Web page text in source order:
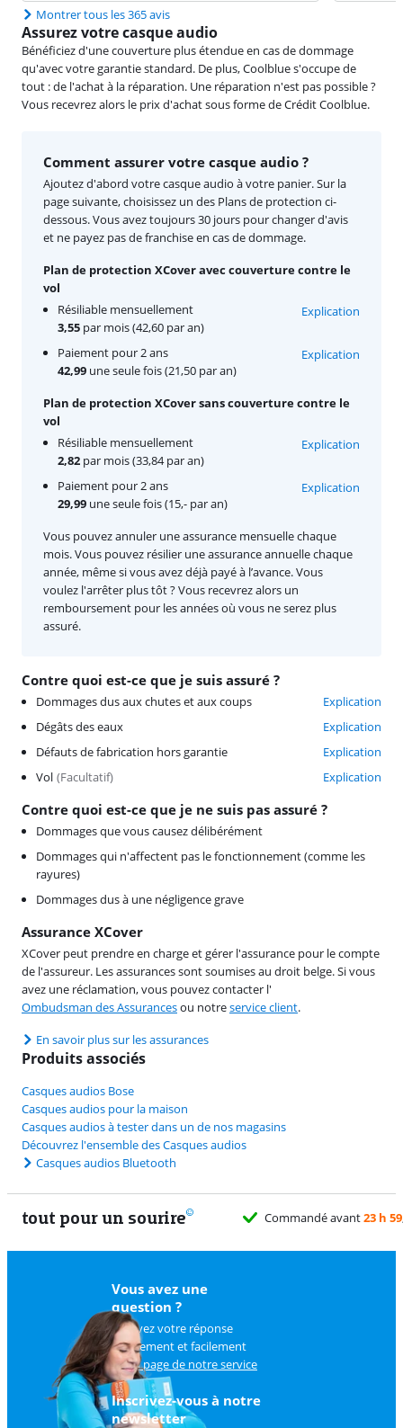
Montrer tous les 365 avis
Assurez votre casque audio
Bénéficiez d'une couverture plus étendue en cas de dommage
qu'avec votre garantie standard. De plus, Coolblue s'occupe de
tout : de l'achat à la réparation. Une réparation n'est pas possible ?
Vous recevrez alors le prix d'achat sous forme de Crédit Coolblue.
Contre quoi est-ce que je suis assuré ?
Dommages dus aux chutes et aux coups
Explication
Dégâts des eaux
Explication
Défauts de fabrication hors garantie
Explication
Vol (Facultatif) Explication
Contre quoi est-ce que je ne suis pas assuré ?
Dommages que vous causez délibérément
Dommages qui n'affectent pas le fonctionnement (comme les
rayures)
Dommages dus à une négligence grave
Assurance XCover
XCover peut prendre en charge et gérer l'assurance pour le compte
de l'assureur. Les assurances sont soumises au droit belge. Si vous
avez une réclamation, vous pouvez contacter l'
Ombudsman des Assurancesou notreservice client.
En savoir plus sur les assurances
Comment assurer votre casque audio ?
Ajoutez d'abord votre casque audio à votre panier. Sur la
page suivante, choisissez un des Plans de protection ci-
dessous. Vous avez toujours 30 jours pour changer d'avis
et ne payez pas de franchise en cas de dommage.
Plan de protection XCover avec couverture contre le
vol
Résiliable mensuellement
3,55 par mois (42,60 par an)
Explication
Paiement pour 2 ans
42,99 une seule fois (21,50 par an)
Explication
Plan de protection XCover sans couverture contre le
vol
Résiliable mensuellement
2,82 par mois (33,84 par an)
Explication
Paiement pour 2 ans
29,99 une seule fois (15,- par an)
Explication
Vous pouvez annuler une assurance mensuelle chaque
mois. Vous pouvez résilier une assurance annuelle chaque
année, même si vous avez déjà payé à l’avance. Vous
voulez l'arrêter plus tôt ? Vous recevrez alors un
remboursement pour les années où vous ne serez plus
assuré.
Produits associés
Casques audios Bose
Casques audios pour la maison
Casques audios à tester dans un de nos magasins
Découvrez l'ensemble des Casques audios
Casques audios Bluetooth
tout pour un sourire
Vous avez une
question ?
Trouvez votre réponse
rapidement et facilement
surla page de notre service
client.
Inscrivez-vous à notre
newsletter